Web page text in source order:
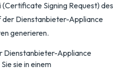
(Certificate Signing Request) des
Dienstanbieter-Appliance
generieren.
Dienstanbieter-Appliance
sie in einem